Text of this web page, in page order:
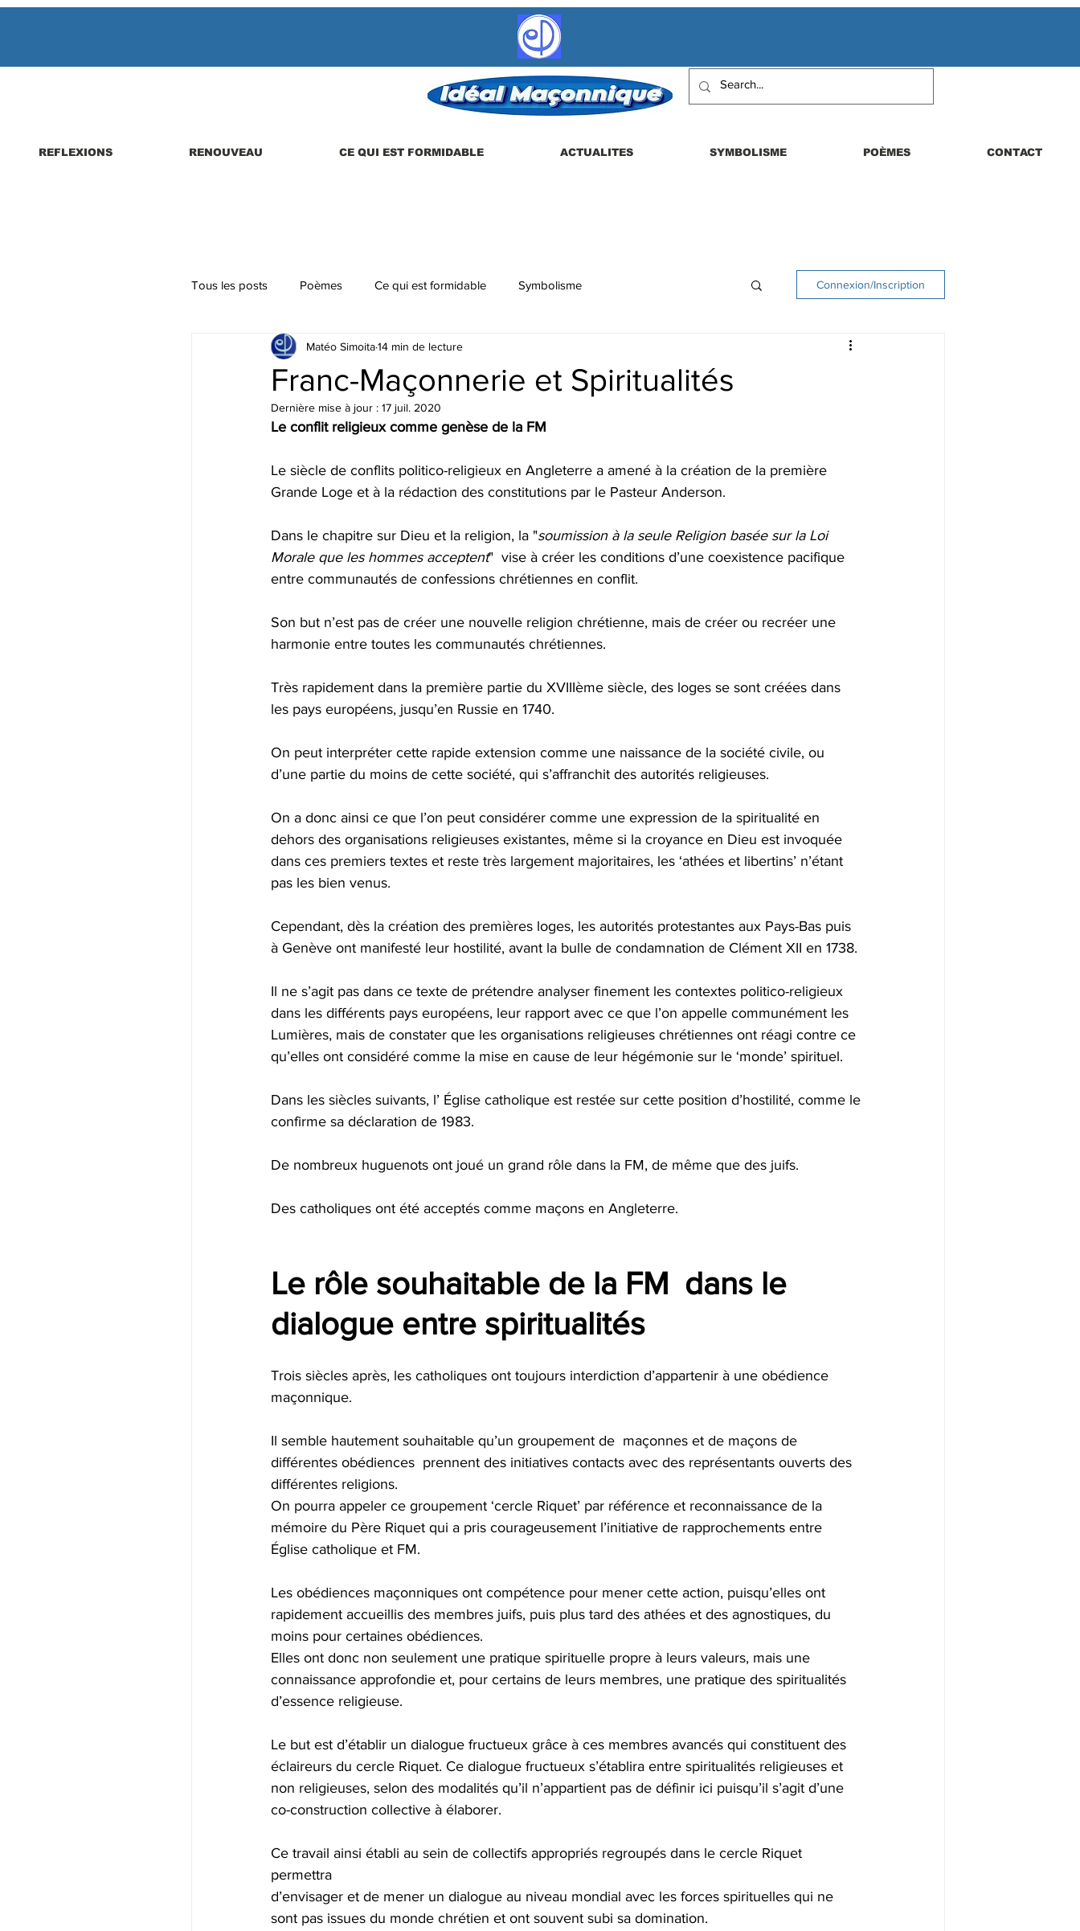
REFLEXIONS RENOUVEAU CE QUI EST FORMIDABLE ACTUALITES SYMBOLISME POÈMES CONTACT
Tous les posts Poèmes Ce qui est formidable Symbolisme
Parutions de livres, revues, etc. La vie en loge
Connexion/Inscription
Franc-Maçonnerie et Spiritualités
Matéo Simoita14 min de lecture
Dernière mise à jour : 17 juil. 2020
Le conflit religieux comme genèse de la FM
Le siècle de conflits politico-religieux en Angleterre a amené à la création de la première
Grande Loge et à la rédaction des constitutions par le Pasteur Anderson.
Dans le chapitre sur Dieu et la religion, la "soumission à la seule Religion basée sur la Loi
Morale que les hommes acceptent"  vise à créer les conditions d’une coexistence pacifique
entre communautés de confessions chrétiennes en conflit.
Son but n’est pas de créer une nouvelle religion chrétienne, mais de créer ou recréer une
harmonie entre toutes les communautés chrétiennes.
Très rapidement dans la première partie du XVIIIème siècle, des loges se sont créées dans
les pays européens, jusqu’en Russie en 1740.
On peut interpréter cette rapide extension comme une naissance de la société civile, ou
d’une partie du moins de cette société, qui s’affranchit des autorités religieuses.
On a donc ainsi ce que l’on peut considérer comme une expression de la spiritualité en
dehors des organisations religieuses existantes, même si la croyance en Dieu est invoquée
dans ces premiers textes et reste très largement majoritaires, les ‘athées et libertins’ n’étant
pas les bien venus.
Cependant, dès la création des premières loges, les autorités protestantes aux Pays-Bas puis
à Genève ont manifesté leur hostilité, avant la bulle de condamnation de Clément XII en 1738.
Il ne s’agit pas dans ce texte de prétendre analyser finement les contextes politico-religieux
dans les différents pays européens, leur rapport avec ce que l’on appelle communément les
Lumières, mais de constater que les organisations religieuses chrétiennes ont réagi contre ce
qu’elles ont considéré comme la mise en cause de leur hégémonie sur le ‘monde’ spirituel.
Dans les siècles suivants, l’ Église catholique est restée sur cette position d’hostilité, comme le
confirme sa déclaration de 1983.
De nombreux huguenots ont joué un grand rôle dans la FM, de même que des juifs.
Des catholiques ont été acceptés comme maçons en Angleterre.
Le rôle souhaitable de la FM  dans le
dialogue entre spiritualités
Trois siècles après, les catholiques ont toujours interdiction d’appartenir à une obédience
maçonnique.
Il semble hautement souhaitable qu’un groupement de  maçonnes et de maçons de
différentes obédiences  prennent des initiatives contacts avec des représentants ouverts des
différentes religions.
On pourra appeler ce groupement ‘cercle Riquet’ par référence et reconnaissance de la
mémoire du Père Riquet qui a pris courageusement l’initiative de rapprochements entre
Église catholique et FM.
Les obédiences maçonniques ont compétence pour mener cette action, puisqu’elles ont
rapidement accueillis des membres juifs, puis plus tard des athées et des agnostiques, du
moins pour certaines obédiences.
Elles ont donc non seulement une pratique spirituelle propre à leurs valeurs, mais une
connaissance approfondie et, pour certains de leurs membres, une pratique des spiritualités
d’essence religieuse.
Le but est d’établir un dialogue fructueux grâce à ces membres avancés qui constituent des
éclaireurs du cercle Riquet. Ce dialogue fructueux s’établira entre spiritualités religieuses et
non religieuses, selon des modalités qu’il n’appartient pas de définir ici puisqu’il s’agit d’une
co-construction collective à élaborer.
Ce travail ainsi établi au sein de collectifs appropriés regroupés dans le cercle Riquet
permettra
d’envisager et de mener un dialogue au niveau mondial avec les forces spirituelles qui ne
sont pas issues du monde chrétien et ont souvent subi sa domination.